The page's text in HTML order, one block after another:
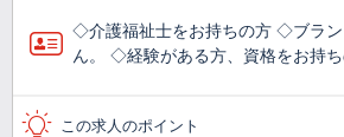
◇介護福祉士をお持ちの方 ◇ブラン
ん。 ◇経験がある方、資格をお持
この求人のポイント